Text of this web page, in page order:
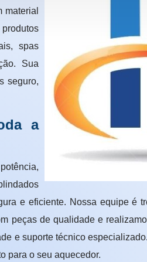
material
spas
Sua
seguro,
a
e eficiente. Nossa equipe é
peças de qualidade e
e suporte técnico
para o seu aquecedor.